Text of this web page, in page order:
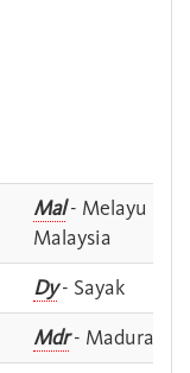
Mal- Melayu -
Malaysia
Dy- Sayak
Mdr- Madura